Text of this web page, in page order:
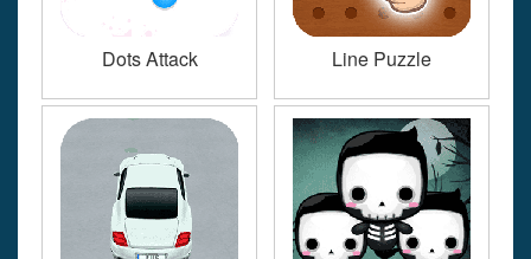
Dots Attack Line Puzzle